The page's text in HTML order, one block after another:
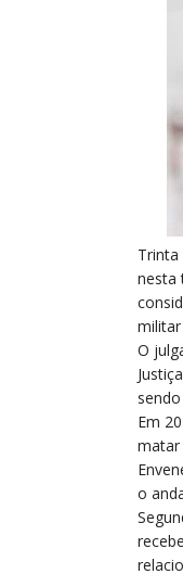
Trinta
nesta
O
Em
matar
o